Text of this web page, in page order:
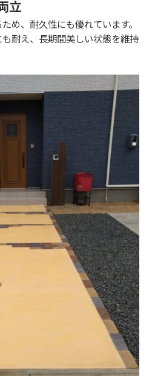
立
め、耐久性にも優れています。
耐え、 長期間美しい状態を維持